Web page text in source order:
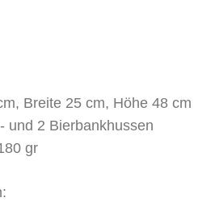
Breite 25 cm, Höhe 48 cm
und 2 Bierbankhussen
gr